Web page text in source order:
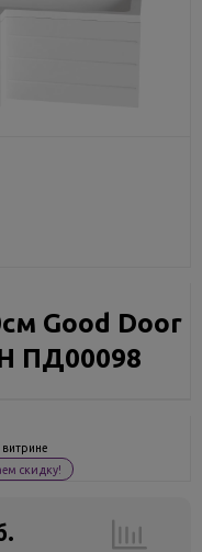
Good Door
ПД00098
витрине
скидку!